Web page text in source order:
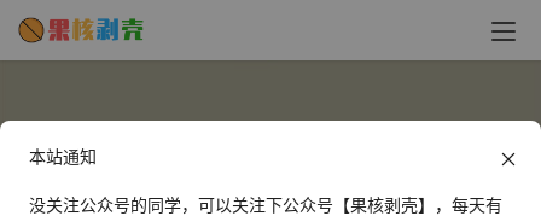
本站通知
没关注公众号的同学，可以关注下公众号【果核剥壳】，每天有